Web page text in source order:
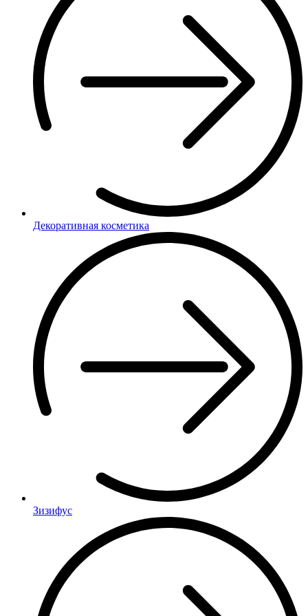
Декоративная косметика
Зизифус